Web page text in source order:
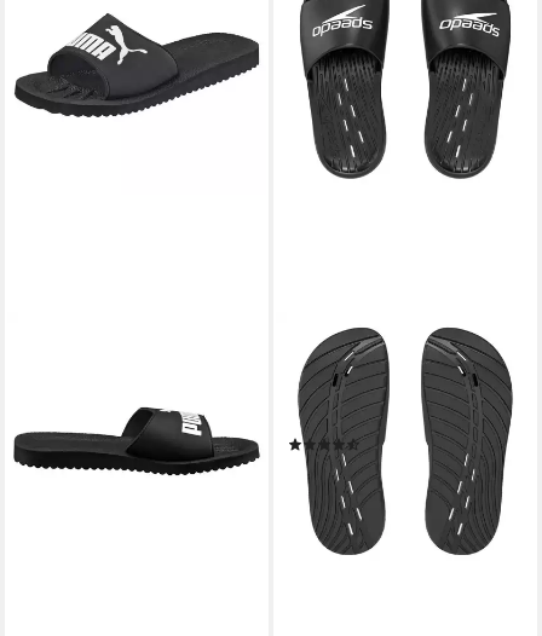
SPEEDO
Speedo Slide AF Badesandale
sportlicher Stil, ohne
Verschluss, leichtes Design
(3)
ab 18,99 € 25,00 €
-24%
lieferbar - in 1-2 Werktagen bei dir